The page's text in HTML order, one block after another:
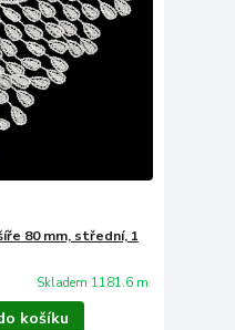
80 mm, střední, 1
Skladem 1181.6 m
košíku